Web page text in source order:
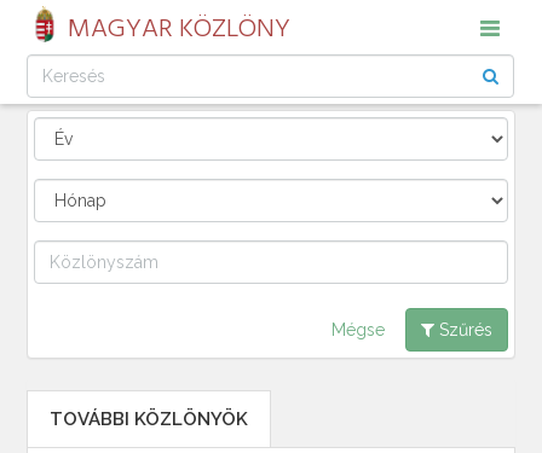
MAGYAR KÖZLÖNY
Mégse Szűrés
TOVÁBBI KÖZLÖNYÖK